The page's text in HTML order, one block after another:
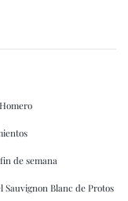
de semana
Sauvignon Blanc de Protos